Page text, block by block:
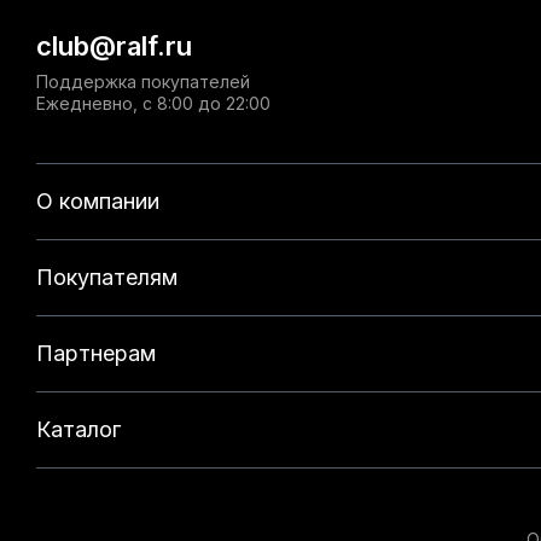
О компании
Покупателям
Партнерам
Каталог
club@ralf.ru
Поддержка покупателей
Ежедневно, с 8:00 до 22:00